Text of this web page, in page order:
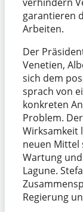
garantieren
Arbeiten.
Der
Venetien,
sich dem
sprach von
konkreten
Problem.
Wirksamkeit
neuen Mittel
Wartung
Lagune.
Regierung